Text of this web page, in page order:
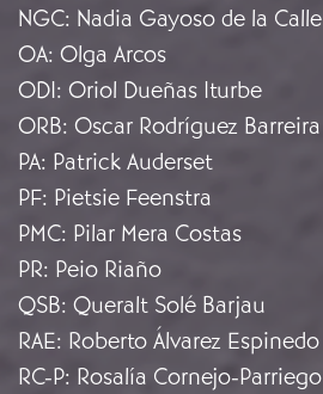
NGC: Nadia Gayoso de la Calle
OA: Olga Arcos
ODI: Oriol Dueñas Iturbe
ORB: Oscar Rodríguez Barreira
PA: Patrick Auderset
PF: Pietsie Feenstra
PMC: Pilar Mera Costas
PR: Peio Riaño
QSB: Queralt Solé Barjau
RAE: Roberto Álvarez Espinedo
RC-P: Rosalía Cornejo-Parriego